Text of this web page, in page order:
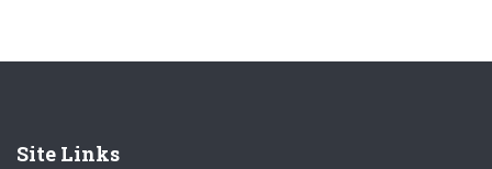
Site Links